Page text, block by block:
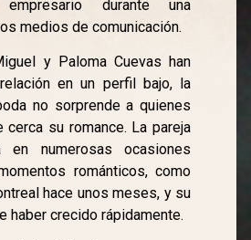
durante una
medios de comunicación.
y Paloma Cuevas han
en un perfil bajo, la
no sorprende a quienes
cerca su romance. La pareja
numerosas ocasiones
románticos, como
hace unos meses, y su
haber crecido rápidamente.